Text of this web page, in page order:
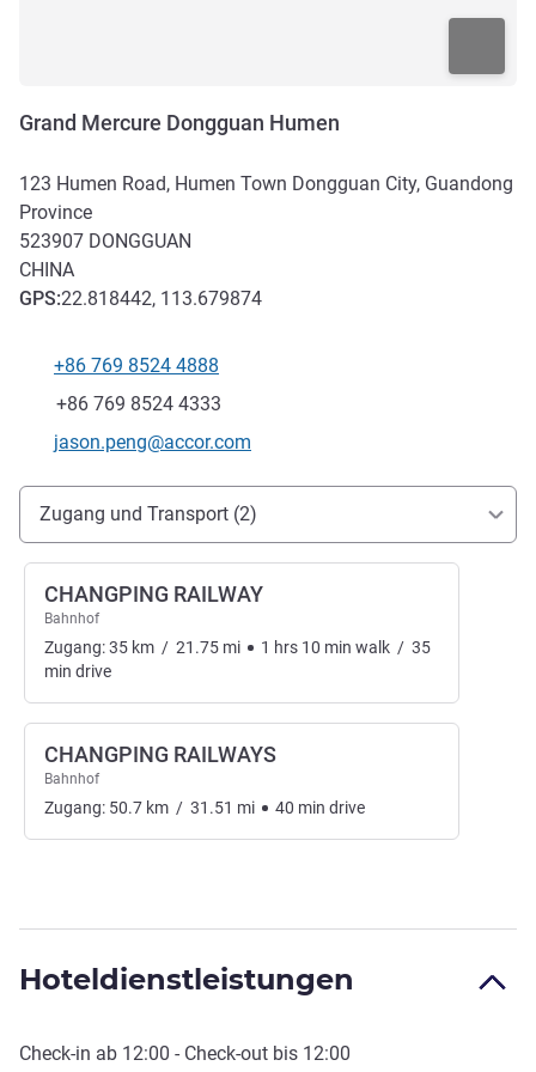
Grand Mercure Dongguan Humen
123 Humen Road, Humen Town Dongguan City, Guandong
Province
523907 DONGGUAN
CHINA
GPS:22.818442, 113.679874
+86 769 8524 4888
Fax
+86 769 8524 4333
Kontakt-E-Mail
jason.peng@accor.com
Erreichbarkeit und Anbindung
Zugang und Transport (2)
CHANGPING RAILWAY
Bahnhof
Zugang:35 km / 21.75 mi 1 hrs 10 min walk / 35
min drive
CHANGPING RAILWAYS
Bahnhof
Zugang: 50.7 km / 31.51 mi 40 min drive
Hoteldienstleistungen
Check-in ab 12:00 - Check-out bis 12:00